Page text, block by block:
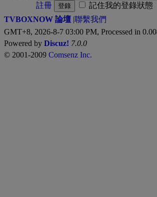
註冊
登錄
記住我的登錄狀態
TVBOXNOW 論壇 |聯繫我們
GMT+8, 2026-8-7 03:00 PM, Processed in
Powered by Discuz! 7.0.0
© 2001-2009 Comsenz Inc.